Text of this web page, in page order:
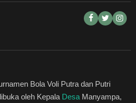
Bola Voli Putra dan Putri
oleh Kepala Desa Manyampa,